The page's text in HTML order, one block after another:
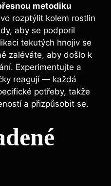
metodiku
rozptýlit kolem rostlin
aby se‌ podporil
tekutých hnojiv se
⁢zaléváte, ‍aby došlo k
‍Experimentujte a
reagují⁢ — každá
potřeby, takže
a přizpůsobit se.